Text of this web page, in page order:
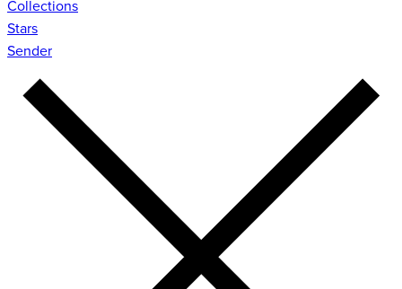
Collections
Stars
Sender